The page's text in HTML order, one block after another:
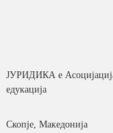
ЈУРИДИКА e
едукација
Скопје, Македонија